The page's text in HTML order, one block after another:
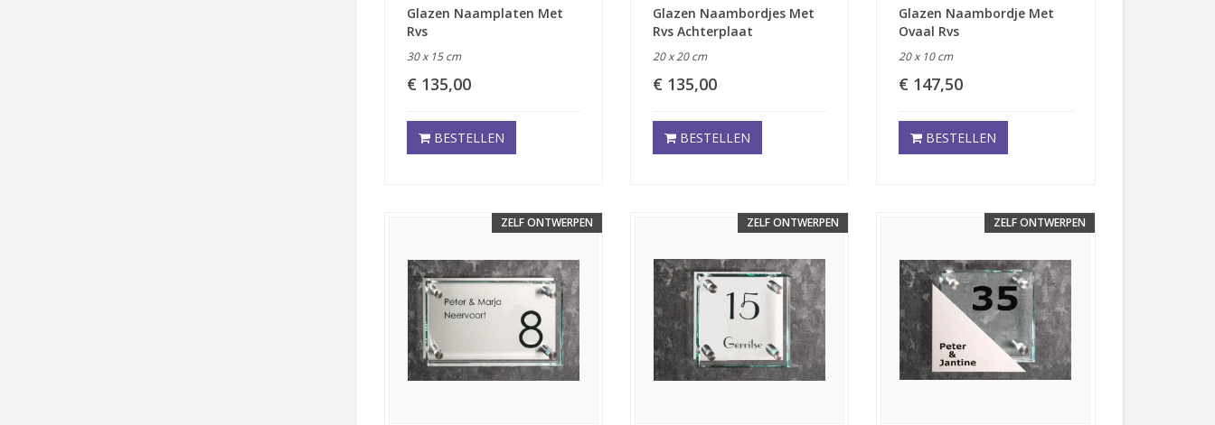
Glazen Naamplaten Met
Rvs
30 x 15 cm
€ 135,00
BESTELLEN
Glazen Naambordjes Met
Rvs Achterplaat
20 x 20 cm
€ 135,00
BESTELLEN
Glazen Naambordje Met
Ovaal Rvs
20 x 10 cm
€ 147,50
BESTELLEN
ZELF ONTWERPEN ZELF ONTWERPEN ZELF ONTWERPEN